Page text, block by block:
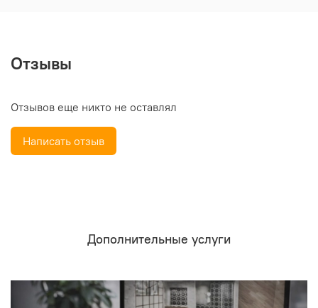
Отзывы
Отзывов еще никто не оставлял
Написать отзыв
Дополнительные услуги